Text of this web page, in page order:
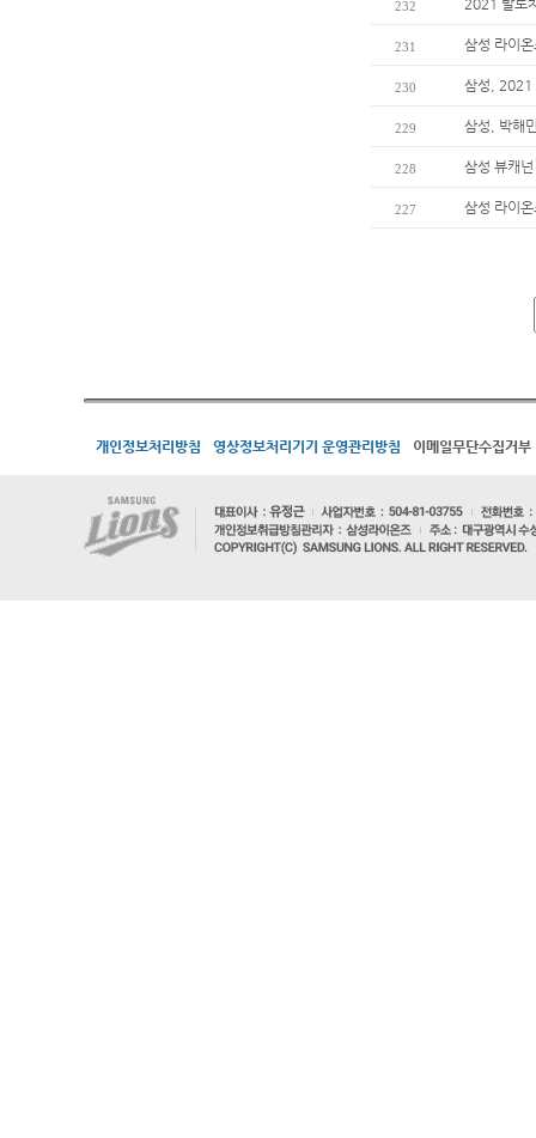
232 2021 발로
231 삼성 라이
230 삼성, 2021
229 삼성, 박해
228 삼성 뷰캐
227 삼성 라이
개인정보처리방침 영상정보처리기기 운영관리방침 이메일무단수집거부